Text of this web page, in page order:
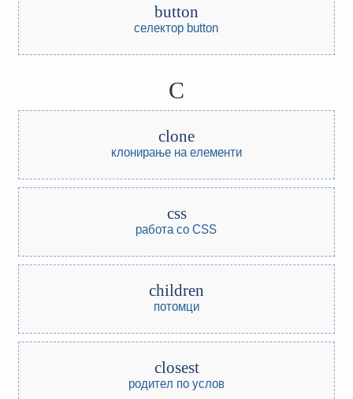
button
селектор button
C
clone
клонирање на елементи
css
работа со CSS
children
потомци
closest
родител по услов